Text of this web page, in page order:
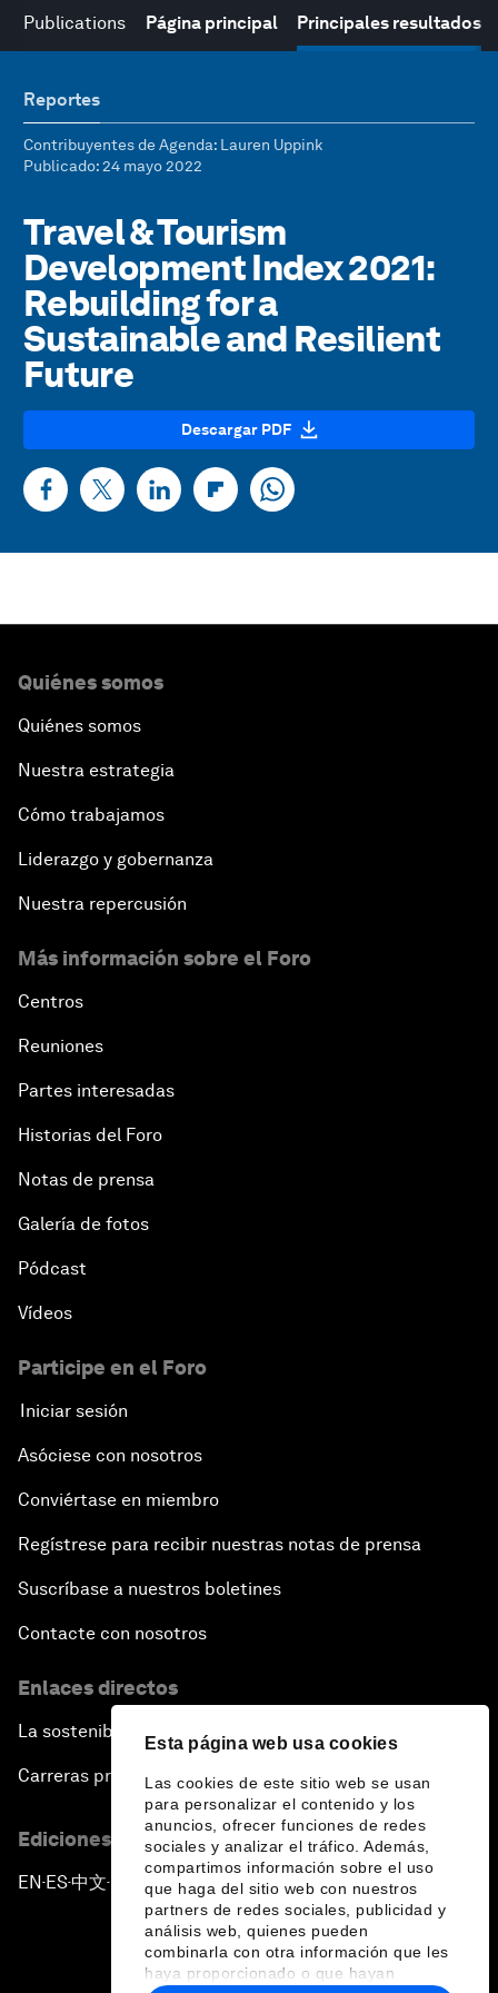
Esta página web usa cookies
Las cookies de este sitio web se usan
para personalizar el contenido y los
anuncios, ofrecer funciones de redes
sociales y analizar el tráfico. Además,
compartimos información sobre el uso
que haga del sitio web con nuestros
partners de redes sociales, publicidad y
análisis web, quienes pueden
combinarla con otra información que les
haya proporcionado o que hayan
Publications Página principal Principales resultados
Reportes
Contribuyentes de Agenda: Lauren Uppink
Publicado: 24 mayo 2022
Travel & Tourism
Development Index 2021:
Rebuilding for a
Sustainable and Resilient
Future
Descargar PDF
Quiénes somos
Quiénes somos
Nuestra estrategia
Cómo trabajamos
Liderazgo y gobernanza
Nuestra repercusión
Más información sobre el Foro
Centros
Reuniones
Partes interesadas
Historias del Foro
Notas de prensa
Galería de fotos
Pódcast
Vídeos
Participe en el Foro
Iniciar sesión
Asóciese con nosotros
Conviértase en miembro
Regístrese para recibir nuestras notas de prensa
Suscríbase a nuestros boletines
Contacte con nosotros
Enlaces directos
La sostenibilidad en el Foro
Carreras profesionales
Ediciones en otros idiomas
EN ▪ES▪中文▪ 日本語